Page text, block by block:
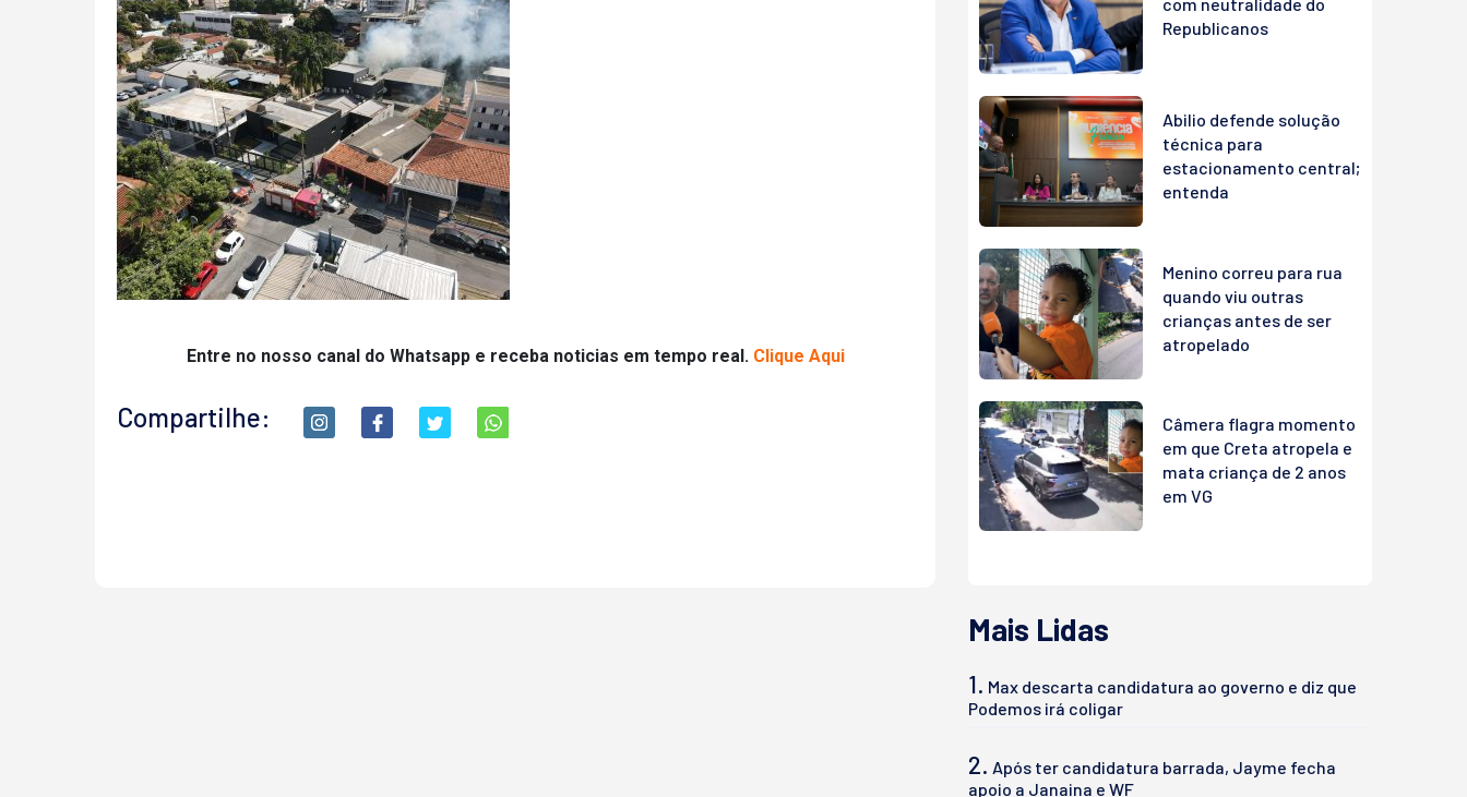
Entre no nosso canal do Whatsapp e receba noticias em tempo real. Clique Aqui
Compartilhe:
Republicanos
Abilio defende solução
técnica para
estacionamento central;
entenda
Menino correu para rua
quando viu outras
crianças antes de ser
atropelado
Câmera flagra momento
em que Creta atropela e
mata criança de 2 anos
em VG
Mais Lidas
1. Max descarta candidatura ao governo e diz que
Podemos irá coligar
2. Após ter candidatura barrada, Jayme fecha
apoio a Janaina e WF